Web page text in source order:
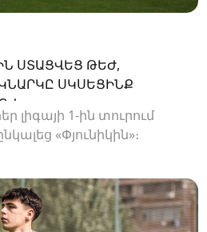
ՍՏԱՑՎԵՑ ԹԵԺ,
ՍԿՍԵՑԻՆՔ
լիգայի 1-ին տուրում
«Փյունիկին»։